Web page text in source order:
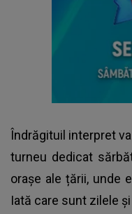
Îndrăgituil interpret
turneu dedicat
orașe ale țării, unde
Iată care sunt zilele